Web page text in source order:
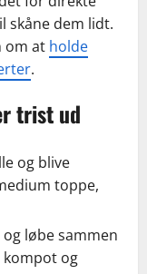
skåne dem lidt.
om at holde
.
trist ud
og blive
toppe,
løbe sammen
kompot og